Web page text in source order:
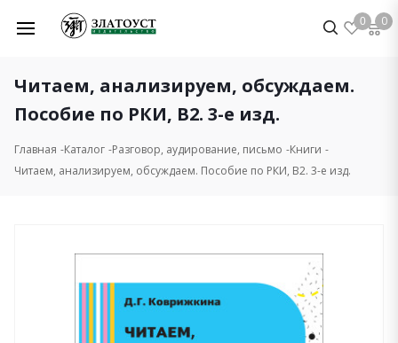
0 0
Читаем, анализируем, обсуждаем.
Пособие по РКИ, B2. 3-е изд.
Главная Каталог Разговор, аудирование, письмо Книги
Читаем, анализируем, обсуждаем. Пособие по РКИ, B2. 3-е изд.